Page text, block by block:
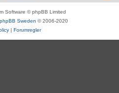
Software © phpBB Limited
phpBB Sweden © 2006-2020
| Forumregler